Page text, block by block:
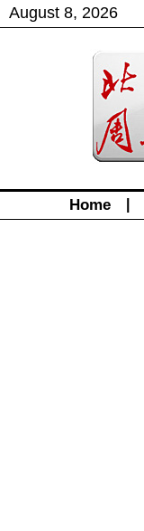
August 8, 2026
Home